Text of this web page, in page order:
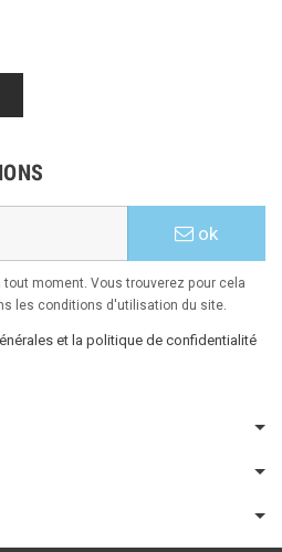
ok
moment. Vous trouverez pour cela
les conditions d'utilisation du site.
et la politique de confidentialité